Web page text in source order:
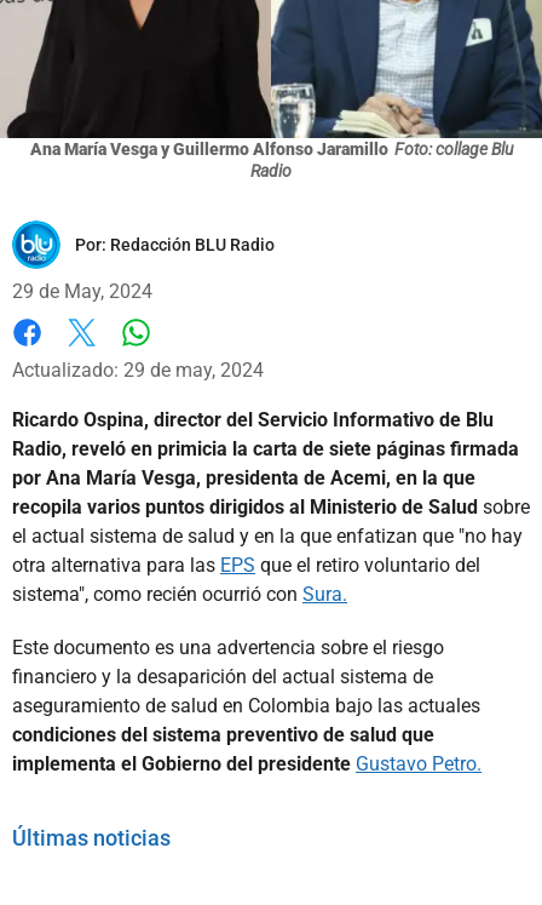
Ana María Vesga y Guillermo Alfonso Jaramillo Foto: collage Blu
Radio
Por: Redacción BLU Radio
29 de May, 2024
Facebook
X
Actualizado: 29 de may, 2024
Ricardo Ospina, director del Servicio Informativo de Blu
Radio, reveló en primicia la carta de siete páginas firmada
por Ana María Vesga, presidenta de Acemi, en la que
recopila varios puntos dirigidos al Ministerio de Salud sobre
el actual sistema de salud y en la que enfatizan que "no hay
otra alternativa para las EPS que el retiro voluntario del
sistema", como recién ocurrió con Sura.
Este documento es una advertencia sobre el riesgo
financiero y la desaparición del actual sistema de
aseguramiento de salud en Colombia bajo las actuales
condiciones del sistema preventivo de salud que
implementa el Gobierno del presidente Gustavo Petro.
Últimas noticias